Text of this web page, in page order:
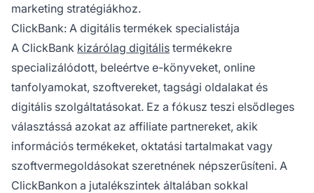
marketing stratégiákhoz.
ClickBank: A digitális termékek specialistája
A ClickBank kizárólag digitális termékekre
specializálódott, beleértve e-könyveket, online
tanfolyamokat, szoftvereket, tagsági oldalakat és
digitális szolgáltatásokat. Ez a fókusz teszi elsődleges
választássá azokat az affiliate partnereket, akik
információs termékeket, oktatási tartalmakat vagy
szoftvermegoldásokat szeretnének népszerűsíteni. A
ClickBankon a jutalékszintek általában sokkal